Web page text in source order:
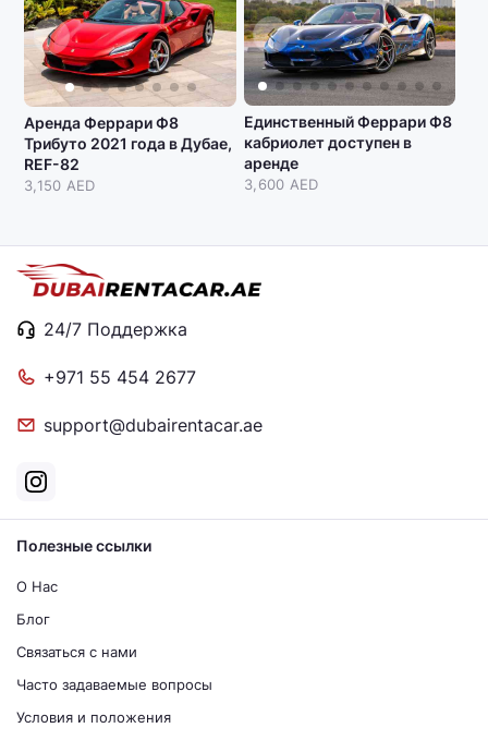
Аренда Феррари Ф8
Трибуто 2021 года в Дубае,
REF-82
3,150 AED
Единственный Феррари Ф8
кабриолет доступен в
аренде
3,600 AED
24/7 Поддержка
+971 55 454 2677
support@dubairentacar.ae
Полезные ссылки
О Нас
Блог
Связаться с нами
Часто задаваемые вопросы
Условия и положения